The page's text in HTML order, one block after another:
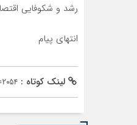
رشد و شکوفایی
انتهای پیام
لینک کوتاه :